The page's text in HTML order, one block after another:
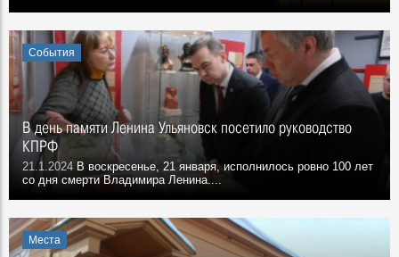
События
В день памяти Ленина Ульяновск посетило руководство
КПРФ
21.1.2024 В воскресенье, 21 января, исполнилось ровно 100 лет
со дня смерти Владимира Ленина....
Места